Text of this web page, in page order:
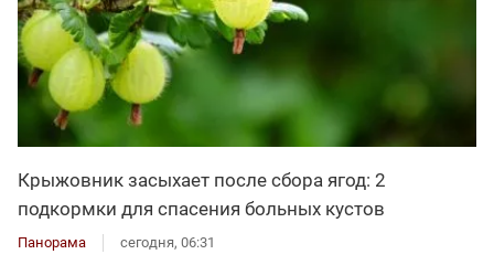
Крыжовник засыхает после сбора ягод: 2
подкормки для спасения больных кустов
Панорама сегодня, 06:31